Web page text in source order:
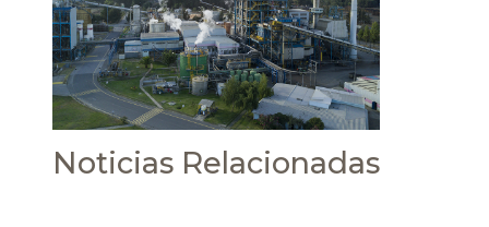
Noticias Relacionadas